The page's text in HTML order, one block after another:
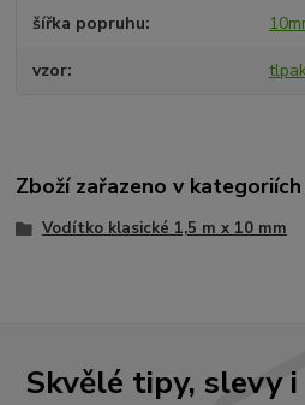
šířka popruhu
vzor
Zboží zařazeno v kategoriích
Vodítko klasické 1,5 m x 10 mm
Skvělé tipy, slevy